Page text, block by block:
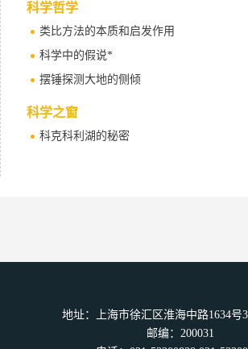
科学哲学
类比方法的本质和启发作用
科学中的假说*
摆锤探测大地的侧倾
科学之窗
科克科利湖的秘密
地址：上海市徐汇区淮海中路1634号
邮编：200031